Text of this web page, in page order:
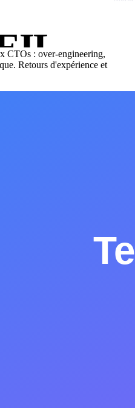
CTOs : over-engineering,
Retours d'expérience et